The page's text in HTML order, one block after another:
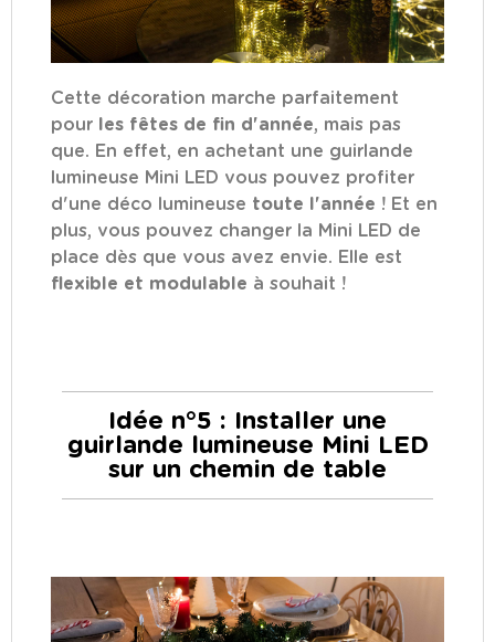
Cette décoration marche parfaitement
pour
les fêtes de fin d'année, mais pas
que. En effet, en achetant une guirlande
lumineuse Mini LED vous pouvez profiter
d'une déco lumineuse toute l'année ! Et en
plus, vous pouvez changer la Mini LED de
place dès que vous avez envie. Elle est
flexible et modulable à souhait !
Idée n°5 : Installer une
guirlande lumineuse Mini LED
sur un chemin de table